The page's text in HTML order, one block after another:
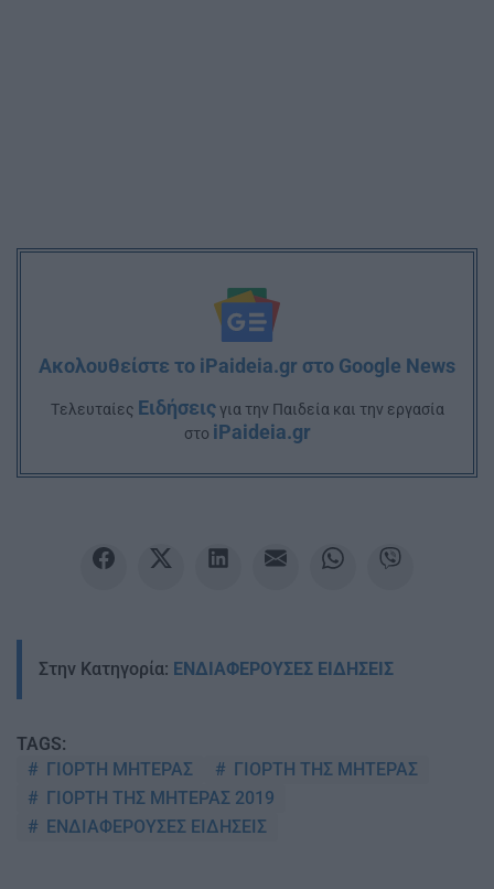
Ακολουθείστε το iPaideia.gr στο Google News
Tελευταίες Ειδήσειςγια την Παιδεία και την εργασία
στο iPaideia.gr
Στην Κατηγορία: ΕΝΔΙΑΦΕΡΟΥΣΕΣ ΕΙΔΗΣΕΙΣ
TAGS:
ΓΙΟΡΤΗ ΜΗΤΕΡΑΣ
ΓΙΟΡΤΗ ΤΗΣ ΜΗΤΕΡΑΣ
ΓΙΟΡΤΗ ΤΗΣ ΜΗΤΕΡΑΣ 2019
ΕΝΔΙΑΦΕΡΟΥΣΕΣ ΕΙΔΗΣΕΙΣ